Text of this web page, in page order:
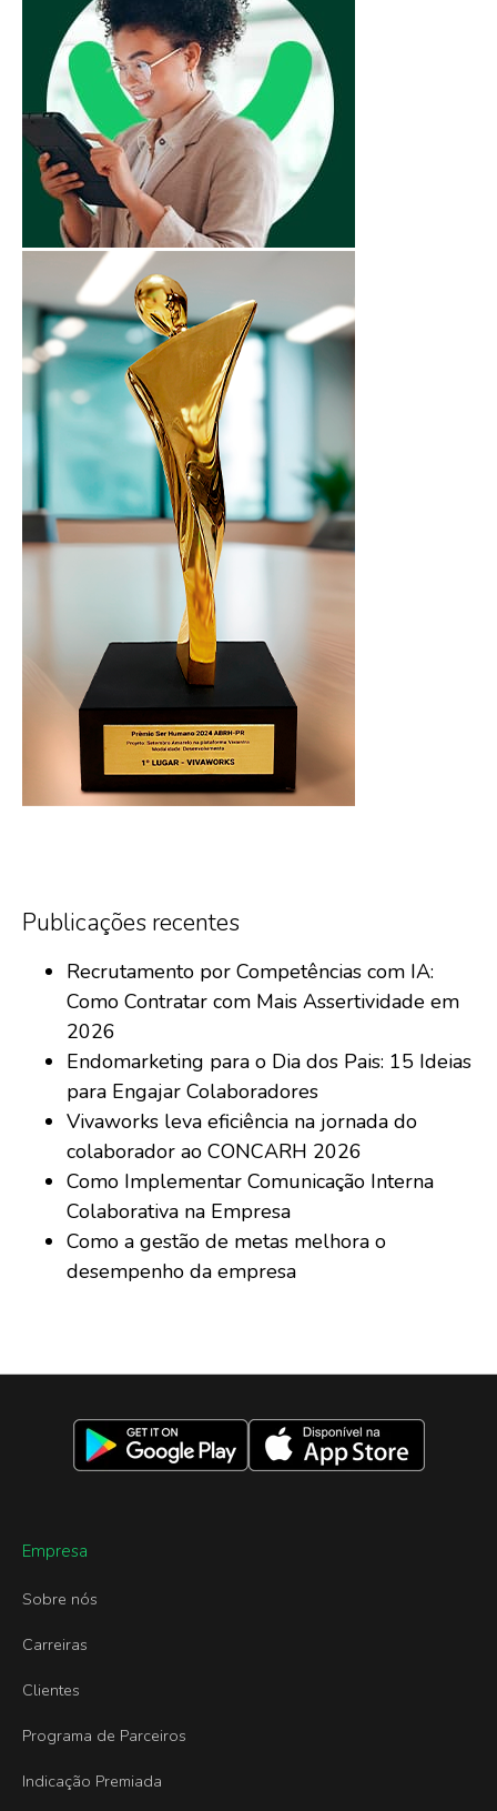
Publicações recentes
Recrutamento por Competências com IA:
Como Contratar com Mais Assertividade em
2026
Endomarketing para o Dia dos Pais: 15 Ideias
para Engajar Colaboradores
Vivaworks leva eficiência na jornada do
colaborador ao CONCARH 2026
Como Implementar Comunicação Interna
Colaborativa na Empresa
Como a gestão de metas melhora o
desempenho da empresa
Empresa
Sobre nós
Carreiras
Clientes
Programa de Parceiros
Indicação Premiada